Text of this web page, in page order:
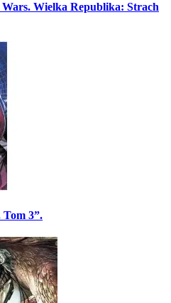
Wielka Republika: Strach
3”.